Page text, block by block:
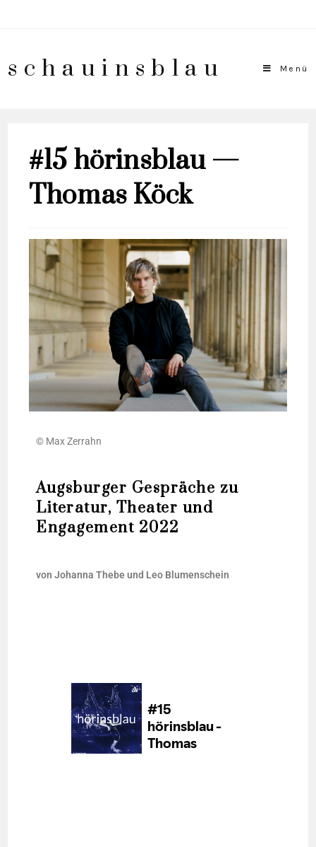
schauinsblau Menü
#15 hörinsblau —
Thomas Köck
© Max Zerrahn
Augsburger Gespräche zu
Literatur, Theater und
Engagement 2022
von Johan­na The­be und Leo Blumenschein